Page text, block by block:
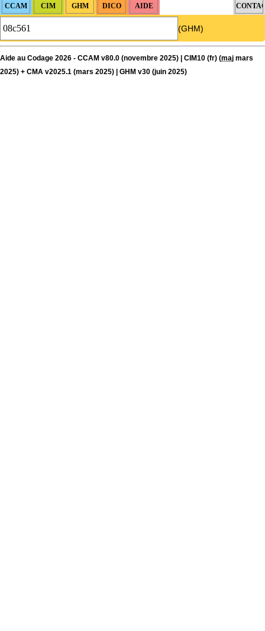
(GHM)
Aide au Codage 2026 - CCAM v80.0 (novembre 2025) | CIM10 (fr) (maj mars
2025) + CMA v2025.1 (mars 2025) | GHM v30 (juin 2025)